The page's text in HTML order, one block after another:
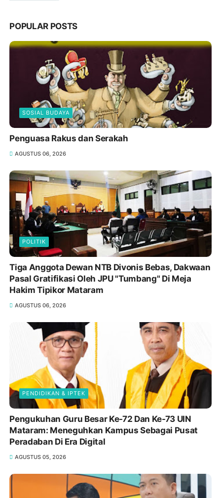
POPULAR POSTS
SOSIAL BUDAYA
Penguasa Rakus dan Serakah
AGUSTUS 06, 2026
POLITIK
Tiga Anggota Dewan NTB Divonis Bebas, Dakwaan
Pasal Gratifikasi Oleh JPU "Tumbang" Di Meja
Hakim Tipikor Mataram
AGUSTUS 06, 2026
PENDIDIKAN & IPTEK
Pengukuhan Guru Besar Ke-72 Dan Ke-73 UIN
Mataram: Meneguhkan Kampus Sebagai Pusat
Peradaban Di Era Digital
AGUSTUS 05, 2026